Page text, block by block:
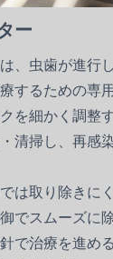
ー
、虫歯が進行
するための専
を細かく調整
清掃し、再感
は取り除きに
でスムーズに
で治療を進め